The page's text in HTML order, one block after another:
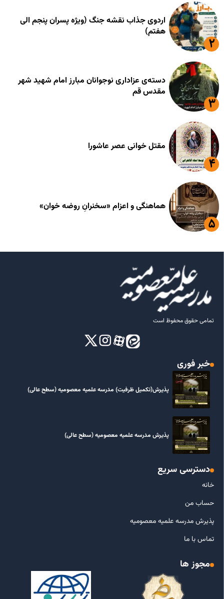
اردوی جذاب نقشه جنگ (ویژه پسران پنجم الی
هفتم)
دسته‌ی عزاداری نوجوانان مبارز امام شهید شهر
مقدس قم
مقتل خوانی عصر عاشورا
هماهنگی و اعزام «سخنرانِ روضه خوان»
تمامی حقوق محفوظ است
خبر فوری
پذیرش(تکمیل ظرفیت) مدرسه علمیه معصومیه‌ (سطح عالی)
پذیرش مدرسه علمیه معصومیه‌ (سطح عالی)
دسترسی سریع
خانه
حساب من
پذیرش مدرسه علمیه معصومیه
تماس با ما
مجوز ها